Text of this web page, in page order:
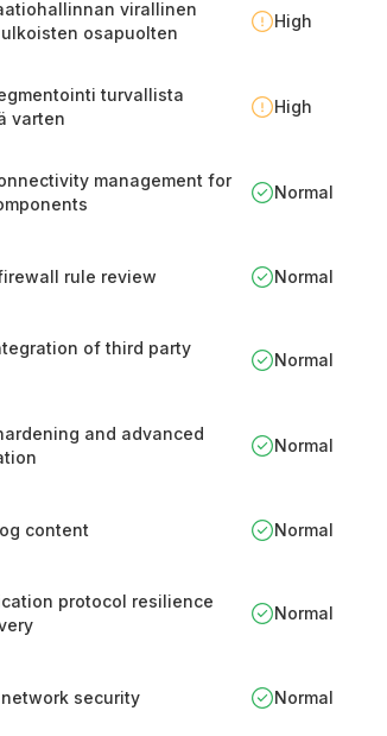
virallinen
osapuolten
High
turvallista
varten
High
management for
Normal
rule review Normal
of third party
Normal
and advanced
Normal
content Normal
protocol resilience
Normal
security Normal